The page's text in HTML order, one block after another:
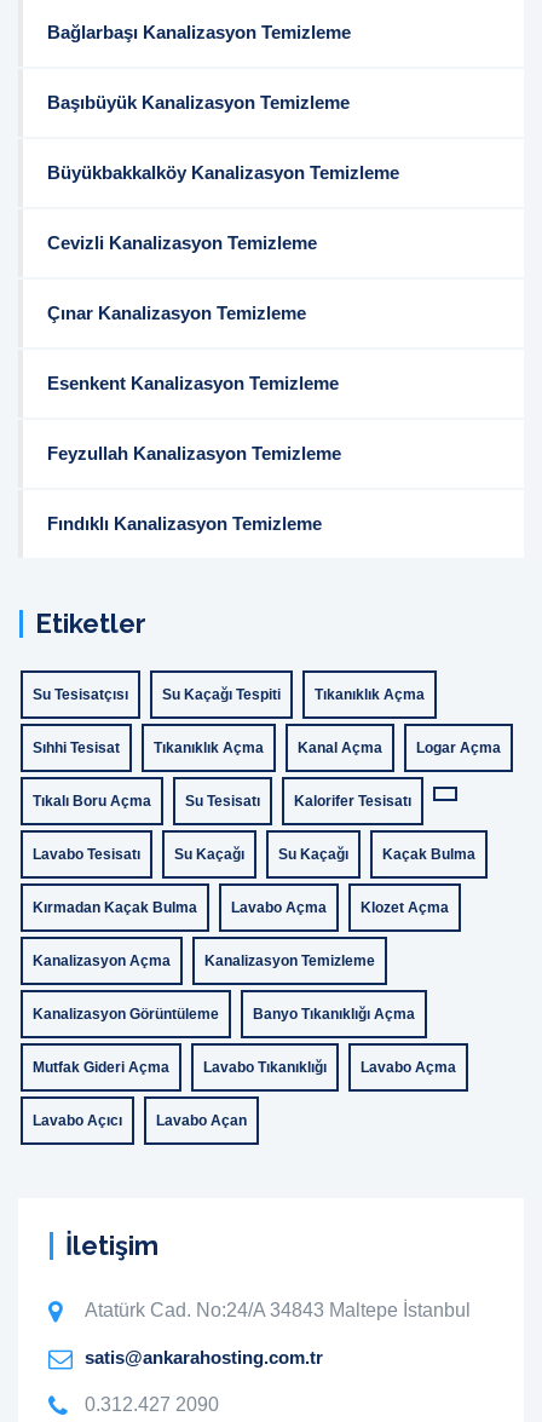
Bağlarbaşı Kanalizasyon Temizleme
Başıbüyük Kanalizasyon Temizleme
Büyükbakkalköy Kanalizasyon Temizleme
Cevizli Kanalizasyon Temizleme
Çınar Kanalizasyon Temizleme
Esenkent Kanalizasyon Temizleme
Feyzullah Kanalizasyon Temizleme
Fındıklı Kanalizasyon Temizleme
Etiketler
Su Tesisatçısı Su Kaçağı Tespiti Tıkanıklık Açma
Sıhhi Tesisat Tıkanıklık Açma Kanal Açma Logar Açma
Tıkalı Boru Açma Su Tesisatı Kalorifer Tesisatı
Lavabo Tesisatı Su Kaçağı Su Kaçağı Kaçak Bulma
Kırmadan Kaçak Bulma Lavabo Açma Klozet Açma
Kanalizasyon Açma Kanalizasyon Temizleme
Kanalizasyon Görüntüleme Banyo Tıkanıklığı Açma
Mutfak Gideri Açma Lavabo Tıkanıklığı Lavabo Açma
Lavabo Açıcı Lavabo Açan
İletişim
Atatürk Cad. No:24/A 34843 Maltepe İstanbul
satis@ankarahosting.com.tr
0.312.427 2090